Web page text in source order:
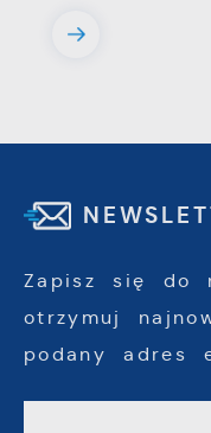
Zapisz się do
otrzymuj
podany adres